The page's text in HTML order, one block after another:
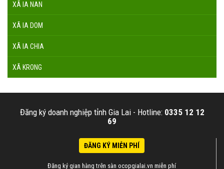
XÃ IA NAN
XÃ IA DOM
XÃ IA CHIA
XÃ KRONG
Đăng ký doanh nghiệp tỉnh Gia Lai - Hotline: 0335 12 12
69
ĐĂNG KÝ MIỄN PHÍ
Đăng ký gian hàng trên sàn ocopgialai.vn miễn phí